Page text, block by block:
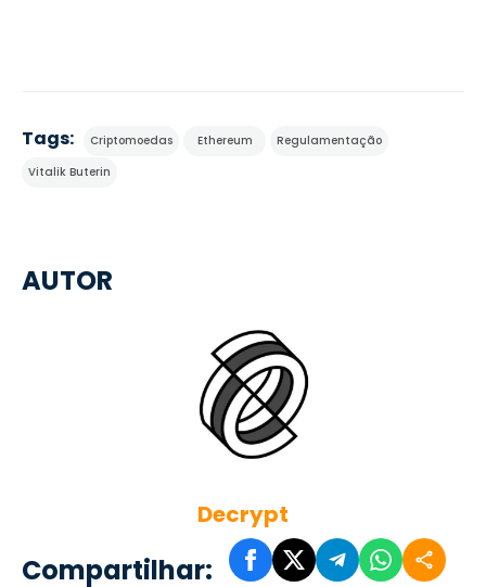
AUTOR
Decrypt
Compartilhar:
Tags: Criptomoedas Ethereum
Regulamentação
Vitalik Buterin